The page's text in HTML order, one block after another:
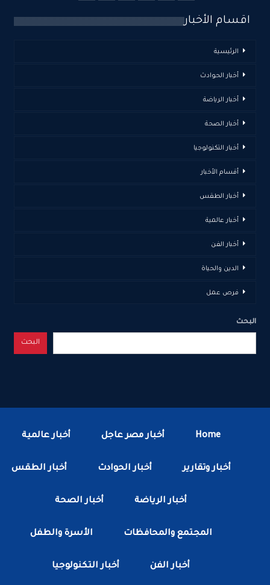
اقسام الأخبار
الرئيسية
أخبار الحوادث
أخبار الرياضة
أخبار الصحة
أخبار التكنولوجيا
أقسام الأخبار
أخبار الطقس
أخبار عالمية
أخبار الفن
الدين والحياة
فرص عمل
البحث
البحث
Home أخبار مصر عاجل أخبار عالمية
أخبار وتقارير أخبار الحوادث أخبار الطقس
أخبار الرياضة أخبار الصحة
المجتمع والمحافظات الأسرة والطفل
أخبار الفن أخبار التكنولوجيا